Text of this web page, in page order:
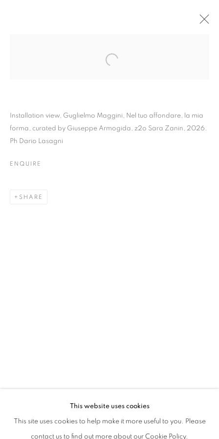
GUGLIELMO MAGGINI | NEL TUO
CURATED BY GIUSEPPE ARMOGIDA
PRIVACY POLICY MANAGE COOKIES
This website uses cookies
This site uses cookies to help make it more useful to you. Please
contact us to find out more about our Cookie Policy.
Installation view, Guglielmo Maggini, Nel tuo affondare, la mia
forma, curated by Giuseppe Armogida, z2o Sara Zanin, 2026.
Ph Dario Lasagni
ENQUIRE
SHARE